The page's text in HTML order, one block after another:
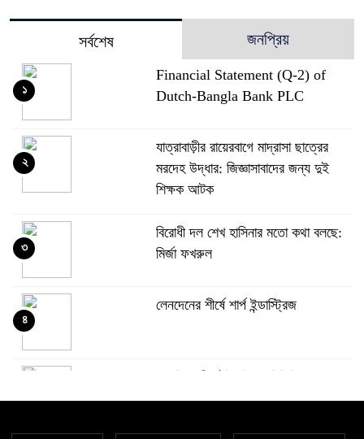
সর্বশেষ জনপ্রিয়
Financial Statement (Q-2) of
Dutch-Bangla Bank PLC
১
যাত্রাবাড়ীর রায়েরবাগে মাদ্রাসা ছাত্রের
মরদেহ উদ্ধার: জিজ্ঞাসাবাদের জন্য দুই
শিক্ষক আটক
২
বিরোধী দল শেখ হাসিনার মতো কথা বলছে:
মির্জা ফখরুল
৩
লেনদেনের শীর্ষে শার্প ইন্ডাস্ট্রিজ
৪
মিউচুয়াল ফান্ড